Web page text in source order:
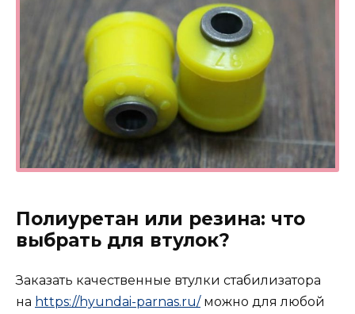
Полиуретан или резина: что
выбрать для втулок?
Заказать качественные втулки стабилизатора
на https://hyundai-parnas.ru/можно для любой